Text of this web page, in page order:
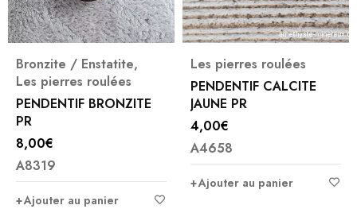
Bronzite / Enstatite,
Les pierres roulées
PENDENTIF BRONZITE
PR
8,00€
A8319
Ajouter au panier
Les pierres roulées
PENDENTIF CALCITE
JAUNE PR
4,00€
A4658
Ajouter au panier